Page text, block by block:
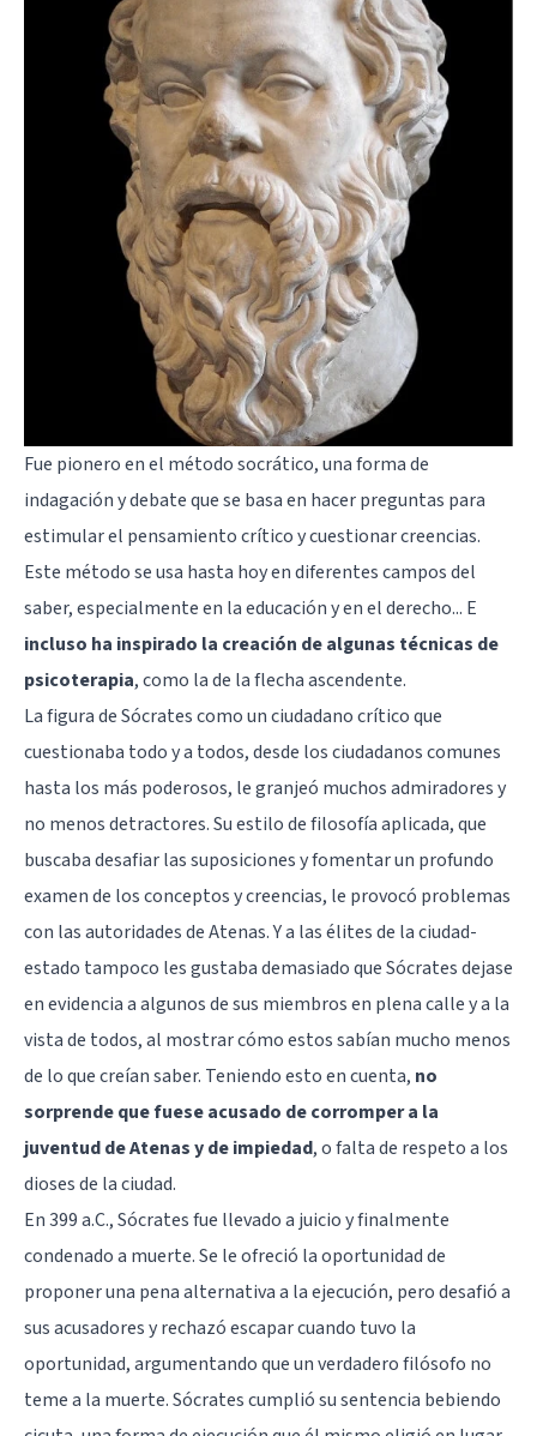
Fue pionero en el método socrático, una forma de
indagación y debate que se basa en hacer preguntas para
estimular el pensamiento crítico y cuestionar creencias.
Este método se usa hasta hoy en diferentes campos del
saber, especialmente en la educación y en el derecho... E
incluso ha inspirado la creación de algunas técnicas de
psicoterapia, como la de laflecha ascendente.
La figura de Sócrates como un ciudadano crítico que
cuestionaba todo y a todos, desde los ciudadanos comunes
hasta los más poderosos, le granjeó muchos admiradores y
no menos detractores. Su estilo de filosofía aplicada, que
buscaba desafiar las suposiciones y fomentar un profundo
examen de los conceptos y creencias, le provocó problemas
con las autoridades de Atenas. Y a las élites de la ciudad-
estado tampoco les gustaba demasiado que Sócrates dejase
en evidencia a algunos de sus miembros en plena calle y a la
vista de todos, al mostrar cómo estos sabían mucho menos
de lo que creían saber. Teniendo esto en cuenta, no
sorprende que fuese acusado de corromper a la
juventud de Atenas y de impiedad, o falta de respeto a los
dioses de la ciudad.
En 399 a.C., Sócrates fue llevado a juicio y finalmente
condenado a muerte. Se le ofreció la oportunidad de
proponer una pena alternativa a la ejecución, pero desafió a
sus acusadores y rechazó escapar cuando tuvo la
oportunidad, argumentando que un verdadero filósofo no
teme a la muerte. Sócrates cumplió su sentencia bebiendo